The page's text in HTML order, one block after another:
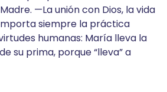
—La unión con Dios, la vida
siempre la práctica
humanas: María lleva la
su prima, porque “lleva” a